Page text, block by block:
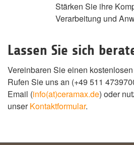
Stärken Sie ihre
Verarbeitung und
Lassen Sie sich
Vereinbaren Sie einen
Rufen Sie uns an (+49 511
Email (info(at)ceramax.de) oder
unserKontaktformular.